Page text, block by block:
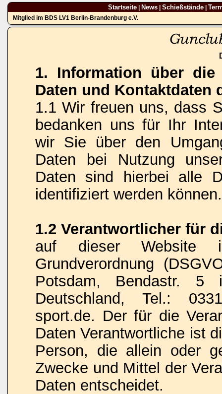
Startseite| News| Schießstände|
Mitglied im BDS LV1 Berlin-Brandenburg e.V.
1. Information über die
Daten und Kontaktdaten
1.1 Wir freuen uns, dass
bedanken uns für Ihr
wir Sie über den
Daten bei Nutzung
Daten sind hierbei alle
identifiziert werden können.
1.2 Verantwortlicher für
auf dieser Website
Grundverordnung
Potsdam, Bendastr. 5
Deutschland, Tel.:
sport.de. Der für die
Daten Verantwortliche ist
Person, die allein oder
Zwecke und Mittel der
Daten entscheidet.